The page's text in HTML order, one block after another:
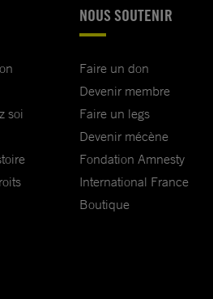
soi
NOUS SOUTENIR
Faire un don
Devenir membre
Faire un legs
Devenir mécène
Fondation Amnesty
International France
Boutique